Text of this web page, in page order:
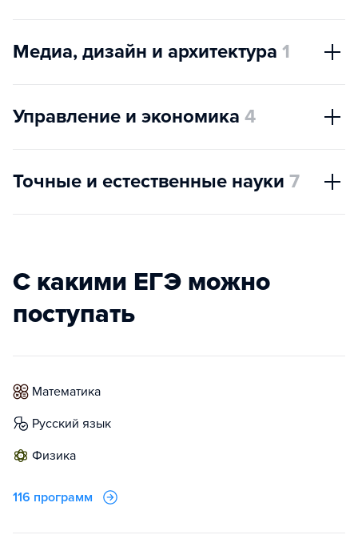
Медиа, дизайн и архитектура 1
Управление и экономика 4
Точные и естественные науки 7
С какими ЕГЭ можно
поступать
математика
русский язык
физика
116 программ